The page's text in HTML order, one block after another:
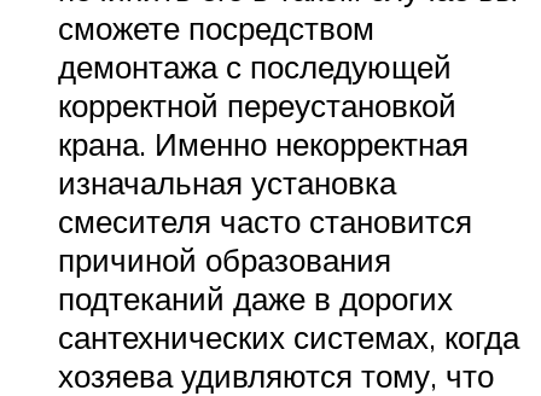
сможете посредством
демонтажа с последующей
корректной переустановкой
крана. Именно некорректная
изначальная установка
смесителя часто становится
причиной образования
подтеканий даже в дорогих
сантехнических системах, когда
хозяева удивляются тому, что